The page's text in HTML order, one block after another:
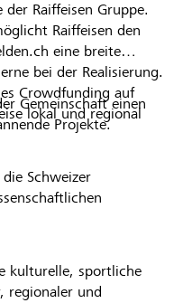
Raiffeisen Gruppe.
Raiffeisen den
eine breite
bei der Realisierung.
Crowdfunding auf
lokal und regional
Gemeinschaft einen
Projekte.
Schweizer
kulturelle, sportliche
regionaler und